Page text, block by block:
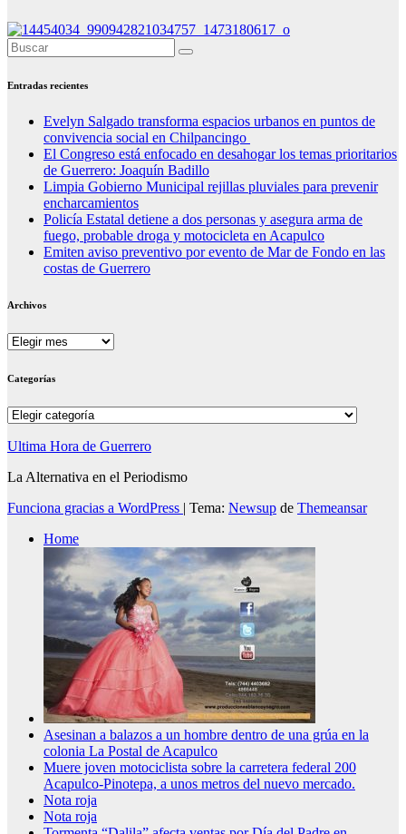
Entradas recientes
Evelyn Salgado transforma espacios urbanos en puntos de
convivencia social en Chilpancingo
El Congreso está enfocado en desahogar los temas prioritarios
de Guerrero: Joaquín Badillo
Limpia Gobierno Municipal rejillas pluviales para prevenir
encharcamientos
Policía Estatal detiene a dos personas y asegura arma de
fuego, probable droga y motocicleta en Acapulco
Emiten aviso preventivo por evento de Mar de Fondo en las
costas de Guerrero
Archivos
Archivos
Categorías
Categorías
Ultima Hora de Guerrero
La Alternativa en el Periodismo
Funciona gracias a WordPress | Tema: Newsup de Themeansar
Home
Asesinan a balazos a un hombre dentro de una grúa en la
colonia La Postal de Acapulco
Muere joven motociclista sobre la carretera federal 200
Acapulco-Pinotepa, a unos metros del nuevo mercado.
Nota roja
Nota roja